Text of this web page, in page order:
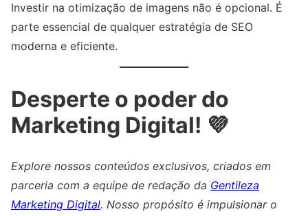
Investir na otimização de imagens não é opcional. É
parte essencial de qualquer estratégia de SEO
moderna e eficiente.
Desperte o poder do
Marketing Digital! 💜
Explore nossos conteúdos exclusivos, criados em
parceria com a equipe de redação da Gentileza
Marketing Digital. Nosso propósito é impulsionar o